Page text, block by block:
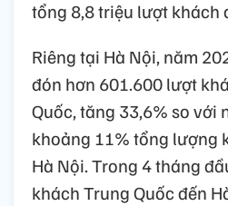
tổng 8,8 triệu lượt khách
Riêng tại Hà Nội, năm
đón hơn 601.600 lượt
Quốc, tăng 33,6% so với
khoảng 11% tổng lượng
Hà Nội. Trong 4 tháng
khách Trung Quốc đến